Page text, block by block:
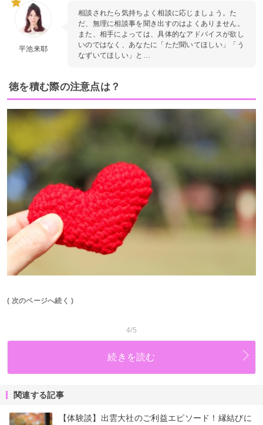
平池来耶
相談されたら気持ちよく相談に応じましょう。た
だ、無理に相談事を聞き出すのはよくありません。
また、相手によっては、具体的なアドバイスが欲し
いのではなく、あなたに「ただ聞いてほしい」「う
なずいてほしい」と…
徳を積む際の注意点は？
( 次のページへ続く )
4/5
続きを読む
関連する記事
【体験談】出雲大社のご利益エピソード！縁結びに